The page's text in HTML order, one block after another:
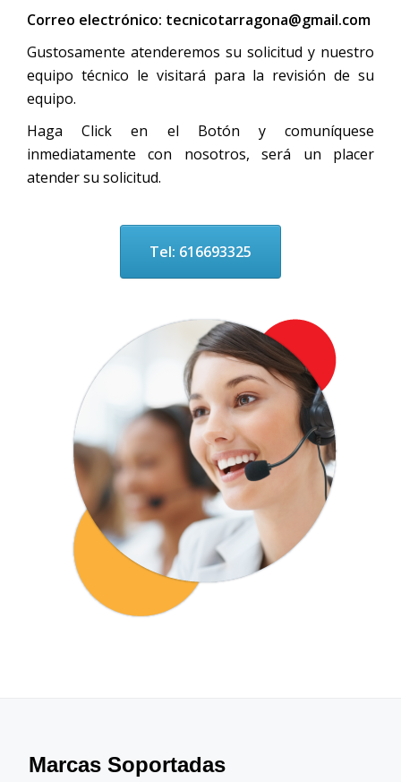
Correo electrónico: tecnicotarragona@gmail.com
Gustosamente atenderemos su solicitud y nuestro
equipo técnico le visitará para la revisión de su
equipo.
Haga Click en el Botón y comuníquese
inmediatamente con nosotros, será un placer
atender su solicitud.
Tel: 616693325
Marcas Soportadas